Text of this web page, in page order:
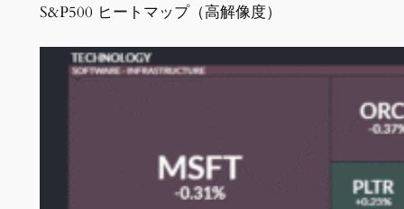
S&P500 ヒートマップ（高解像度）